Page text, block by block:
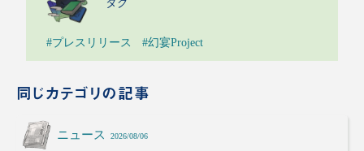
#プレスリリース #幻宴Project
同じカテゴリの記事
ニュース 2026/08/06